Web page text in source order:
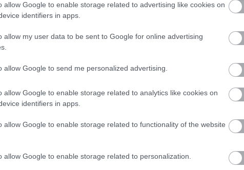
allow Google to enable storage related to advertising like cookies on
identifiers in apps.
allow my user data to be sent to Google for online advertising
allow Google to send me personalized advertising.
allow Google to enable storage related to analytics like cookies on
identifiers in apps.
allow Google to enable storage related to functionality of the website
allow Google to enable storage related to personalization.
a családi vagyontervezés
az MBH Bank több mint 1500 milliárd forintnyi
nem csupán reagált az ügyféligényekre, hanem
a bank nemcsak követi, hanem aktívan formálja is a
hosszú távon is a minőség, a megbízhatóság és
szerepét, ha nemcsak a vagyont, hanem a család
ajánlattételnek, befektetési tanácsadásnak vagy